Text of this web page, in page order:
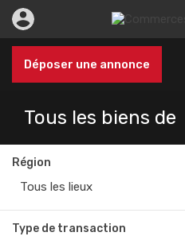
Déposer une annonce
Tous les biens de
Région
Tous les lieux
Type de transaction